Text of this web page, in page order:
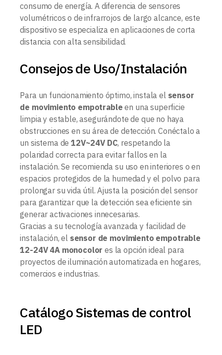
consumo de energía. A diferencia de sensores
volumétricos o de infrarrojos de largo alcance, este
dispositivo se especializa en aplicaciones de corta
distancia con alta sensibilidad.
Consejos de Uso/Instalación
Para un funcionamiento óptimo, instala el sensor
de movimiento empotrable en una superficie
limpia y estable, asegurándote de que no haya
obstrucciones en su área de detección. Conéctalo a
un sistema de12V~24V DC, respetando la
polaridad correcta para evitar fallos en la
instalación. Se recomienda su uso en interiores o en
espacios protegidos de la humedad y el polvo para
prolongar su vida útil. Ajusta la posición del sensor
para garantizar que la detección sea eficiente sin
generar activaciones innecesarias.
Gracias a su tecnología avanzada y facilidad de
instalación, el sensor de movimiento empotrable
12-24V 4A monocolor es la opción ideal para
proyectos de iluminación automatizada en hogares,
comercios e industrias.
Catálogo Sistemas de control
LED